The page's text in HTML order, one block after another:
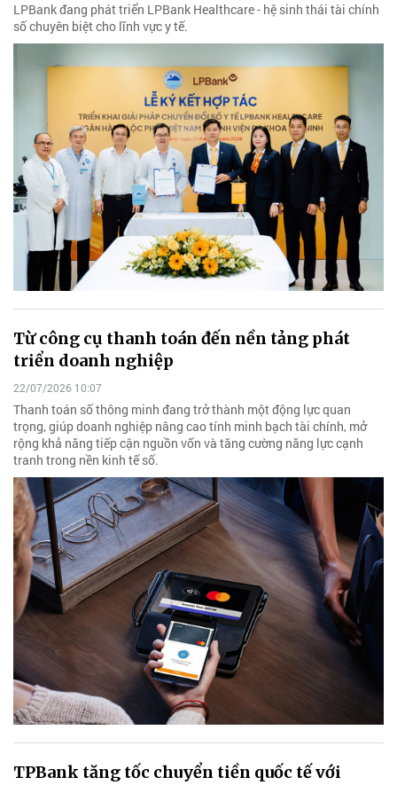
LPBank đang phát triển LPBank Healthcare - hệ sinh thái tài chính
số chuyên biệt cho lĩnh vực y tế.
Từ công cụ thanh toán đến nền tảng phát
triển doanh nghiệp
22/07/2026 10:07
Thanh toán số thông minh đang trở thành một động lực quan
trọng, giúp doanh nghiệp nâng cao tính minh bạch tài chính, mở
rộng khả năng tiếp cận nguồn vốn và tăng cường năng lực cạnh
tranh trong nền kinh tế số.
TPBank tăng tốc chuyển tiền quốc tế với